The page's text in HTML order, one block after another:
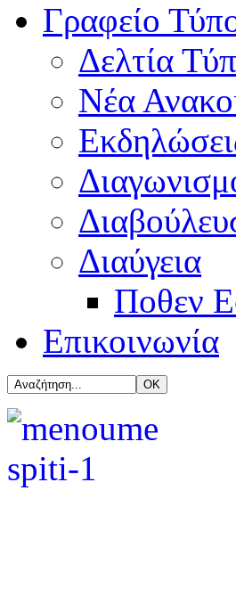
Γραφείο
Δελτία
Νέα
Διαύγεια
Ποθεν
Επικοινωνία